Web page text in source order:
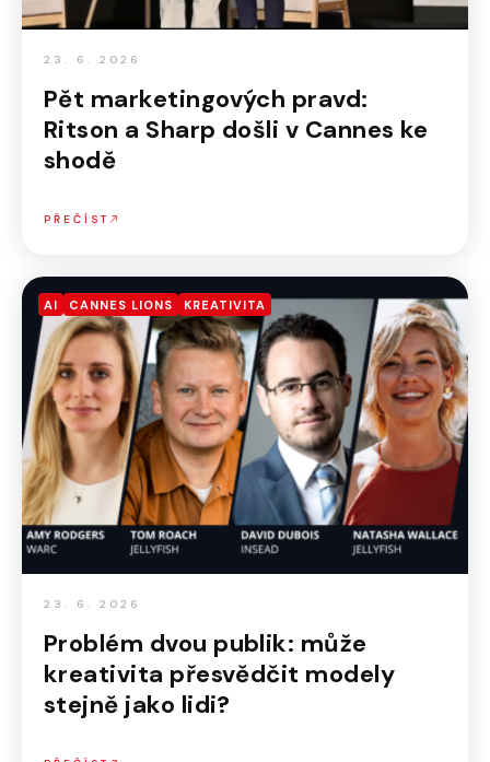
23. 6. 2026
Pět marketingových pravd:
Ritson a Sharp došli v Cannes ke
shodě
PŘEČÍST
AI CANNES LIONS KREATIVITA
23. 6. 2026
Problém dvou publik: může
kreativita přesvědčit modely
stejně jako lidi?